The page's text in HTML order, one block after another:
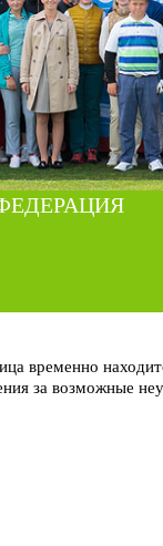
временно
за возможные